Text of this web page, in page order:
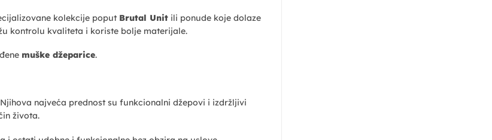
kolekcije poput Brutal Unit ili ponude koje dolaze
kontrolu kvaliteta i koriste bolje materijale.
muške džeparice.
najveća prednost su funkcionalni džepovi i izdržljivi
života.